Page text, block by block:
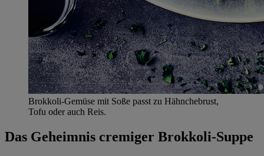
Brokkoli-Gemüse mit Soße passt zu Hähnchebrust,
Tofu oder auch Reis.
Das Geheimnis cremiger Brokkoli-Suppe